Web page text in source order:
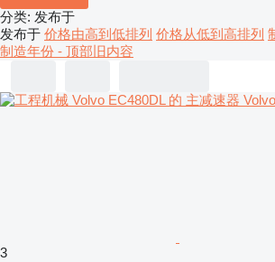
分类: 发布于
发布于 价格由高到低排列 价格从低到高排列
制造年份 - 顶部旧内容
3